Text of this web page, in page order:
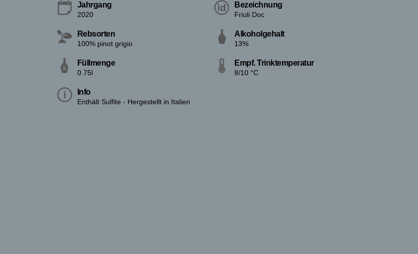
Jahrgang
2020
Bezeichnung
Friuli Doc
Rebsorten
100% pinot grigio
Alkoholgehalt
13%
Füllmenge
0.75l
Empf. Trinktemperatur
8/10 °C
Info
Enthält Sulfite - Hergestellt in Italien